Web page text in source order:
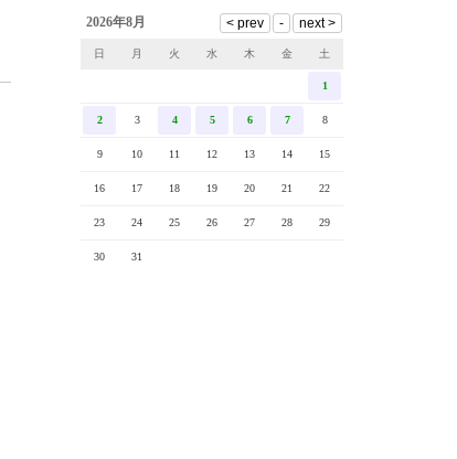
2026年8月
日 月 火 水 木 金 土
1
2 3 4 5 6 7 8
9 10 11 12 13 14 15
16 17 18 19 20 21 22
23 24 25 26 27 28 29
30 31